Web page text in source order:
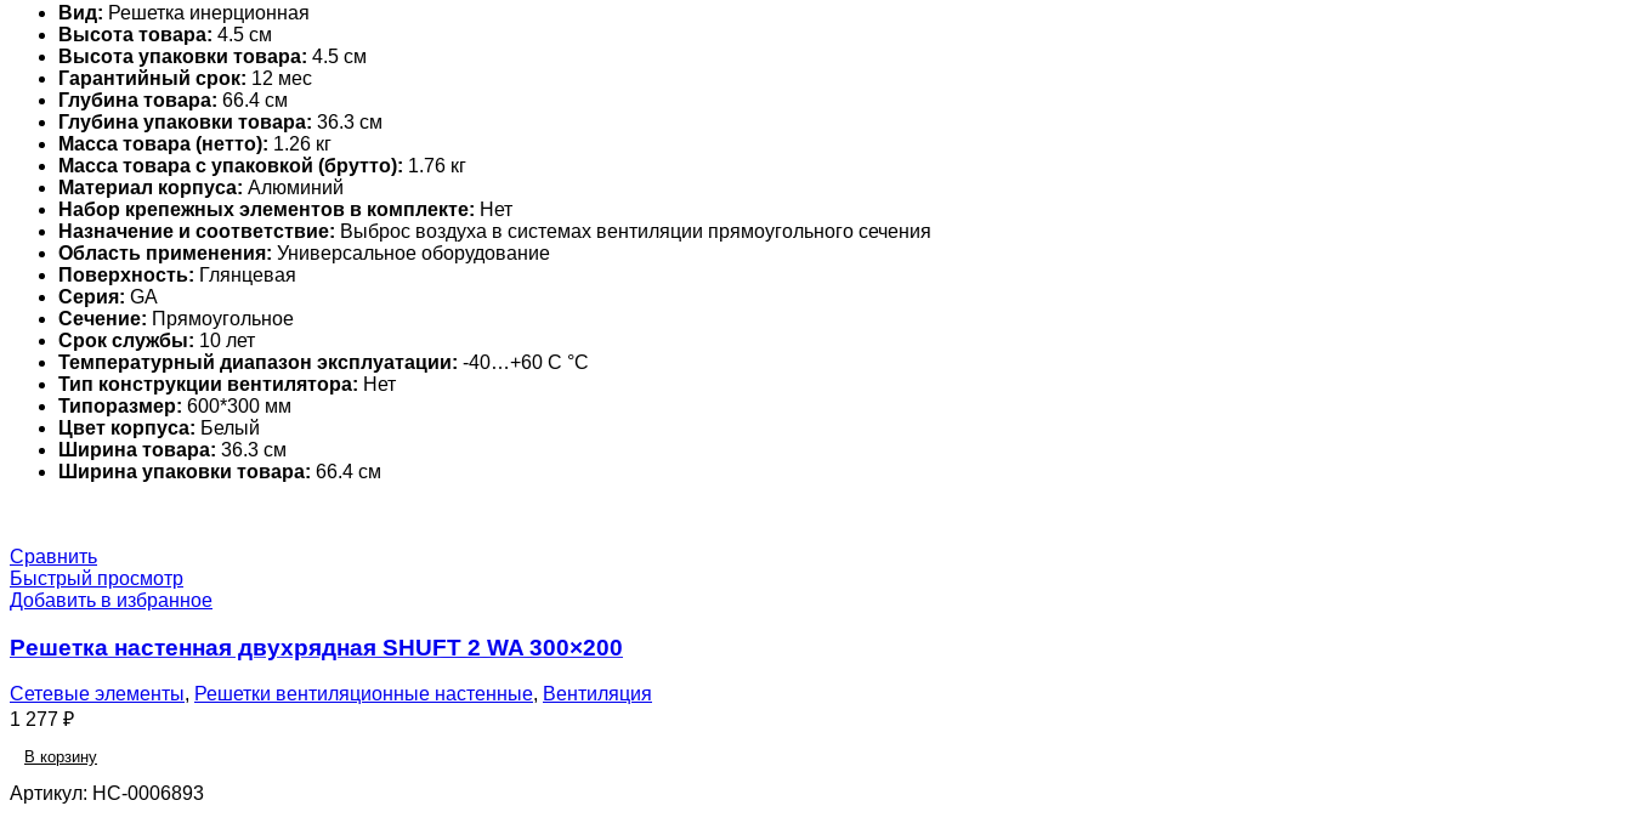
Вид: Решетка инерционная
Высота товара: 4.5 см
Высота упаковки товара: 4.5 см
Гарантийный срок: 12 мес
Глубина товара: 66.4 см
Глубина упаковки товара: 36.3 см
Масса товара (нетто): 1.26 кг
Масса товара с упаковкой (брутто): 1.76 кг
Материал корпуса: Алюминий
Набор крепежных элементов в комплекте: Нет
Назначение и соответствие: Выброс воздуха в системах вентиляции прямоугольного сечения
Область применения: Универсальное оборудование
Поверхность: Глянцевая
Серия: GA
Сечение: Прямоугольное
Срок службы: 10 лет
Температурный диапазон эксплуатации: -40…+60 С °С
Тип конструкции вентилятора: Нет
Типоразмер: 600*300 мм
Цвет корпуса: Белый
Ширина товара: 36.3 см
Ширина упаковки товара: 66.4 см
Сравнить
Быстрый просмотр
Добавить в избранное
Решетка настенная двухрядная SHUFT 2 WA 300×200
Сетевые элементы, Решетки вентиляционные настенные, Вентиляция
1 277 ₽
В корзину
Артикул: НС-0006893